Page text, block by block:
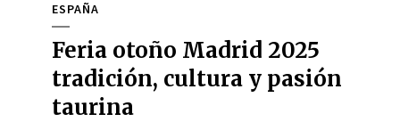
ESPAÑA
Feria otoño Madrid 2025
tradición, cultura y pasión
taurina